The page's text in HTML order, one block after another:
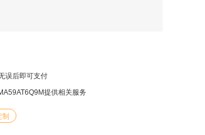
误后即可支付
提供相关服务